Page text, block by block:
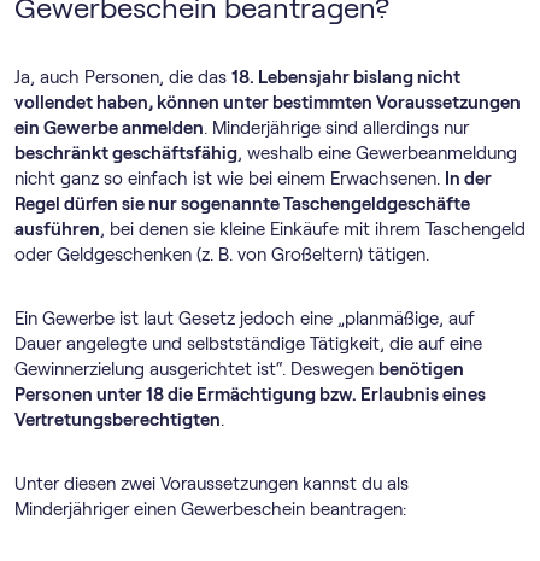
Gewerbeschein beantragen?
Ja, auch Personen, die das 18. Lebensjahr bislang nicht
vollendet haben, können unter bestimmten Voraussetzungen
ein Gewerbe anmelden. Minderjährige sind allerdings nur
beschränkt geschäftsfähig, weshalb eine Gewerbeanmeldung
nicht ganz so einfach ist wie bei einem Erwachsenen. In der
Regel dürfen sie nur sogenannte Taschengeldgeschäfte
ausführen, bei denen sie kleine Einkäufe mit ihrem Taschengeld
oder Geldgeschenken (z. B. von Großeltern) tätigen.
Ein Gewerbe ist laut Gesetz jedoch eine „planmäßige, auf
Dauer angelegte und selbstständige Tätigkeit, die auf eine
Gewinnerzielung ausgerichtet ist“. Deswegen benötigen
Personen unter 18 die Ermächtigung bzw. Erlaubnis eines
Vertretungsberechtigten.
Unter diesen zwei Voraussetzungen kannst du als
Minderjähriger einen Gewerbeschein beantragen: